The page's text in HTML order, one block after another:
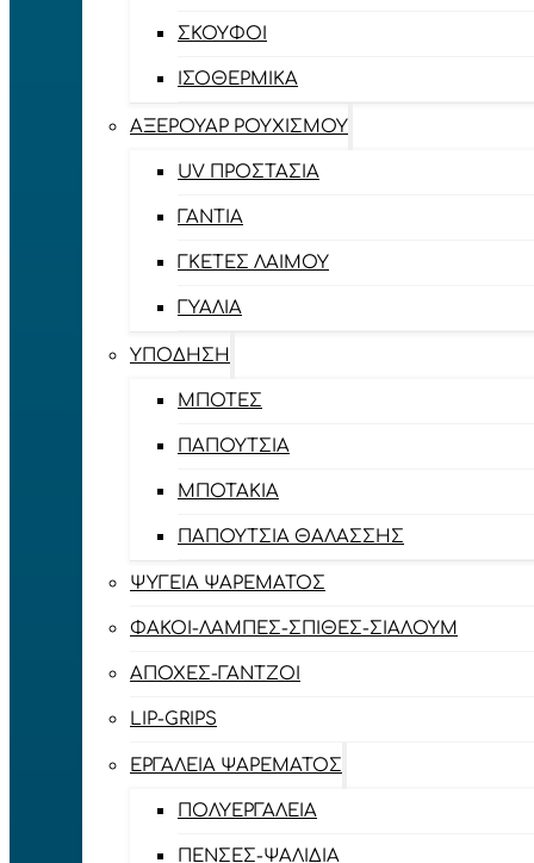
ΣΚΟΎΦΟΙ
ΙΣΟΘΕΡΜΙΚΆ
ΑΞΕΡΟΥΆΡ ΡΟΥΧΙΣΜΟΎ
UV ΠΡΟΣΤΑΣΊΑ
ΓΆΝΤΙΑ
ΓΚΈΤΕΣ ΛΑΊΜΟΥ
ΓΥΑΛΙΆ
ΥΠΌΔΗΣΗ
ΜΠΌΤΕΣ
ΠΑΠΟΎΤΣΙΑ
ΜΠΟΤΆΚΙΑ
ΠΑΠΟΎΤΣΙΑ ΘΑΛΆΣΣΗΣ
ΨΥΓΕΊΑ ΨΑΡΈΜΑΤΟΣ
ΦΑΚΟΊ-ΛΆΜΠΕΣ-ΣΠΊΘΕΣ-ΣΊΑΛΟΥΜ
ΑΠΌΧΕΣ-ΓΆΝΤΖΟΙ
LIP-GRIPS
EΡΓΑΛΕΊΑ ΨΑΡΈΜΑΤΟΣ
ΠΟΛΥΕΡΓΑΛΕΊΑ
ΠΈΝΣΕΣ-ΨΑΛΊΔΙΑ